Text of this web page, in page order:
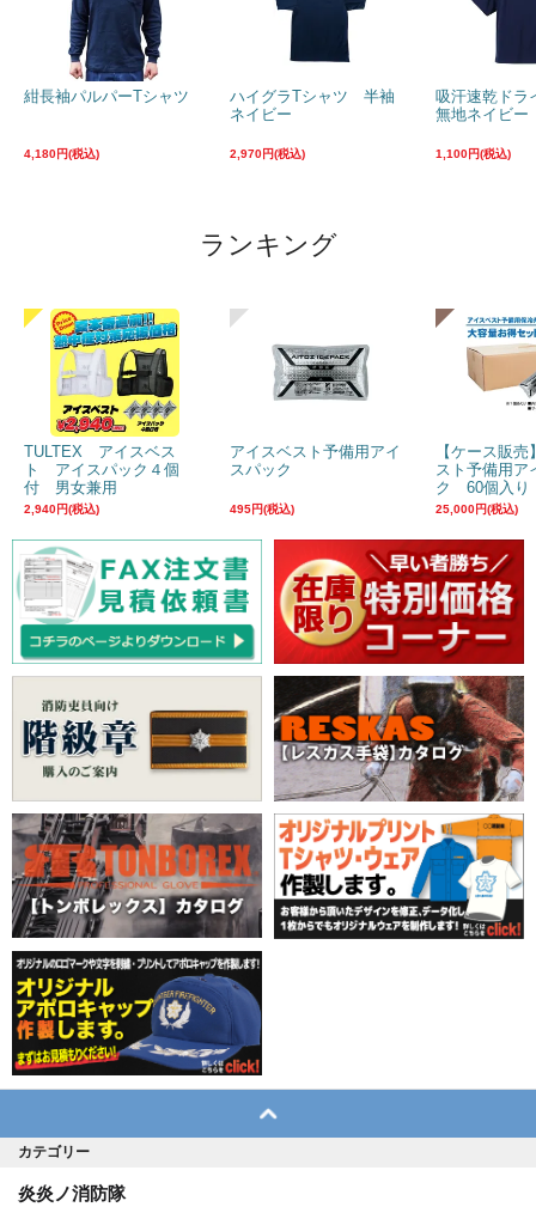
紺長袖パルパーTシャツ
4,180円(税込)
ハイグラTシャツ 半袖
ネイビー
2,970円(税込)
吸汗速乾ド
無地ネイビー
1,100円(税込)
ランキング
TULTEX アイスベス
ト アイスパック４個
付 男女兼用
2,940円(税込)
アイスベスト予備用アイ
スパック
495円(税込)
【ケース販
スト予備用ア
ク 60個入り
25,000円(税込)
カテゴリー
炎炎ノ消防隊